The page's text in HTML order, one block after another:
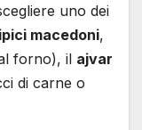
uno dei
macedoni,
forno), il ajvar
di carne o